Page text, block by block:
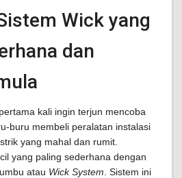
Wick yang
dan
kali ingin terjun mencoba
buru membeli peralatan instalasi
yang mahal dan rumit.
yang paling sederhana dengan
atau Wick System . Sistem ini